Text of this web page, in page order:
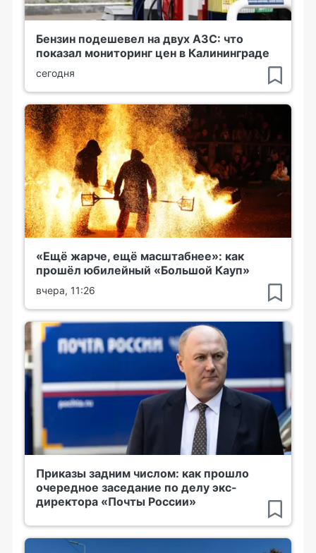
Бензин подешевел на двух АЗС: что
показал мониторинг цен в Калининграде
сегодня
«Ещё жарче, ещё масштабнее»: как
прошёл юбилейный «Большой Кауп»
вчера, 11:26
Приказы задним числом: как прошло
очередное заседание по делу экс-
директора «Почты России»